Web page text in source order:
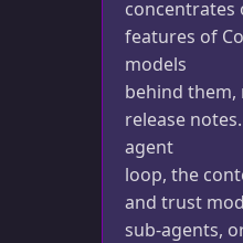
concentrates
features of
models
behind
release
agent
loop, the
and trust
sub-agents,